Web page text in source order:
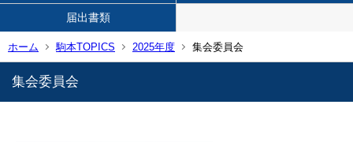
届出書類
ホーム 駒本TOPICS 2025年度 集会委員会
集会委員会